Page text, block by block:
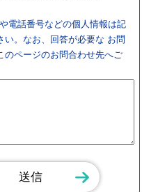
電話番号などの個人情報は記
い。なお、回答が必要な お問
のページのお問合わせ先へご